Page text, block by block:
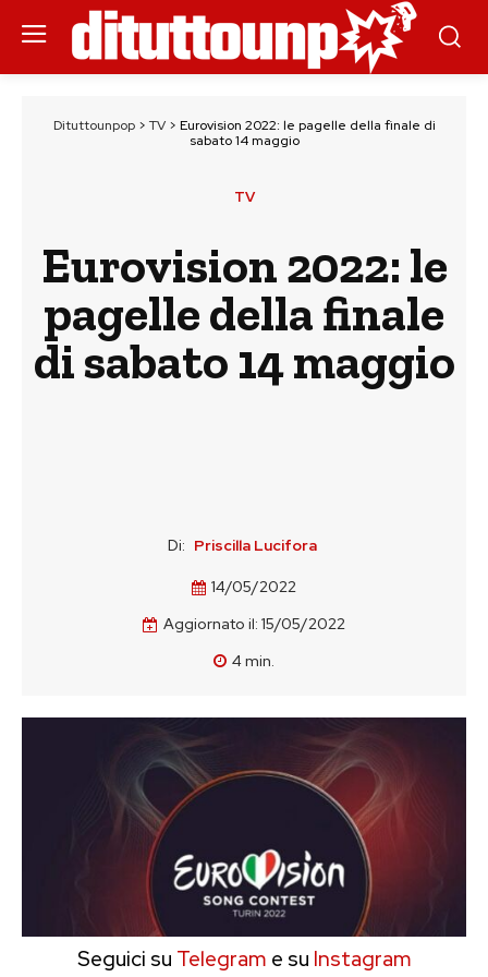
Dituttounpop> TV> Eurovision 2022: le pagelle della finale di
sabato 14 maggio
TV
Eurovision 2022: le
pagelle della finale
di sabato 14 maggio
Di: Priscilla Lucifora
14/05/2022
Aggiornato il: 15/05/2022
4min.
Seguici su Telegram e su Instagram